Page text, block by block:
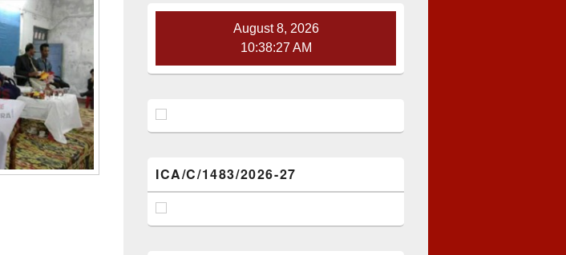
August 8, 2026
10:38:28 AM
ICA/C/1483/2026-27